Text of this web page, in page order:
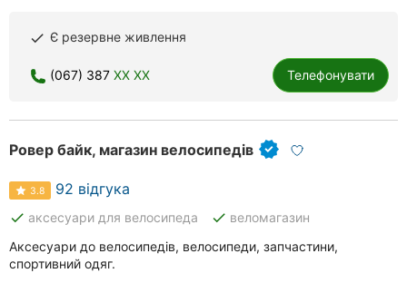
done Є резервне живлення
(067) 387 XX XX Телефонувати
Ровер байк, магазин велосипедів
3.8 92 відгука
done аксесуари для велосипеда done веломагазин
Аксесуари до велосипедів, велосипеди, запчастини,
спортивний одяг.